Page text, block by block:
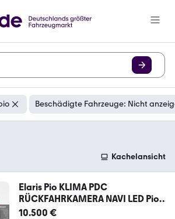
Beschädigte Fahrzeuge: Nicht
Kachelansicht
Elaris Pio KLIMA PDC
RÜCKFAHRKAMERA NAVI LED Pio
KLIMA
10.500 €